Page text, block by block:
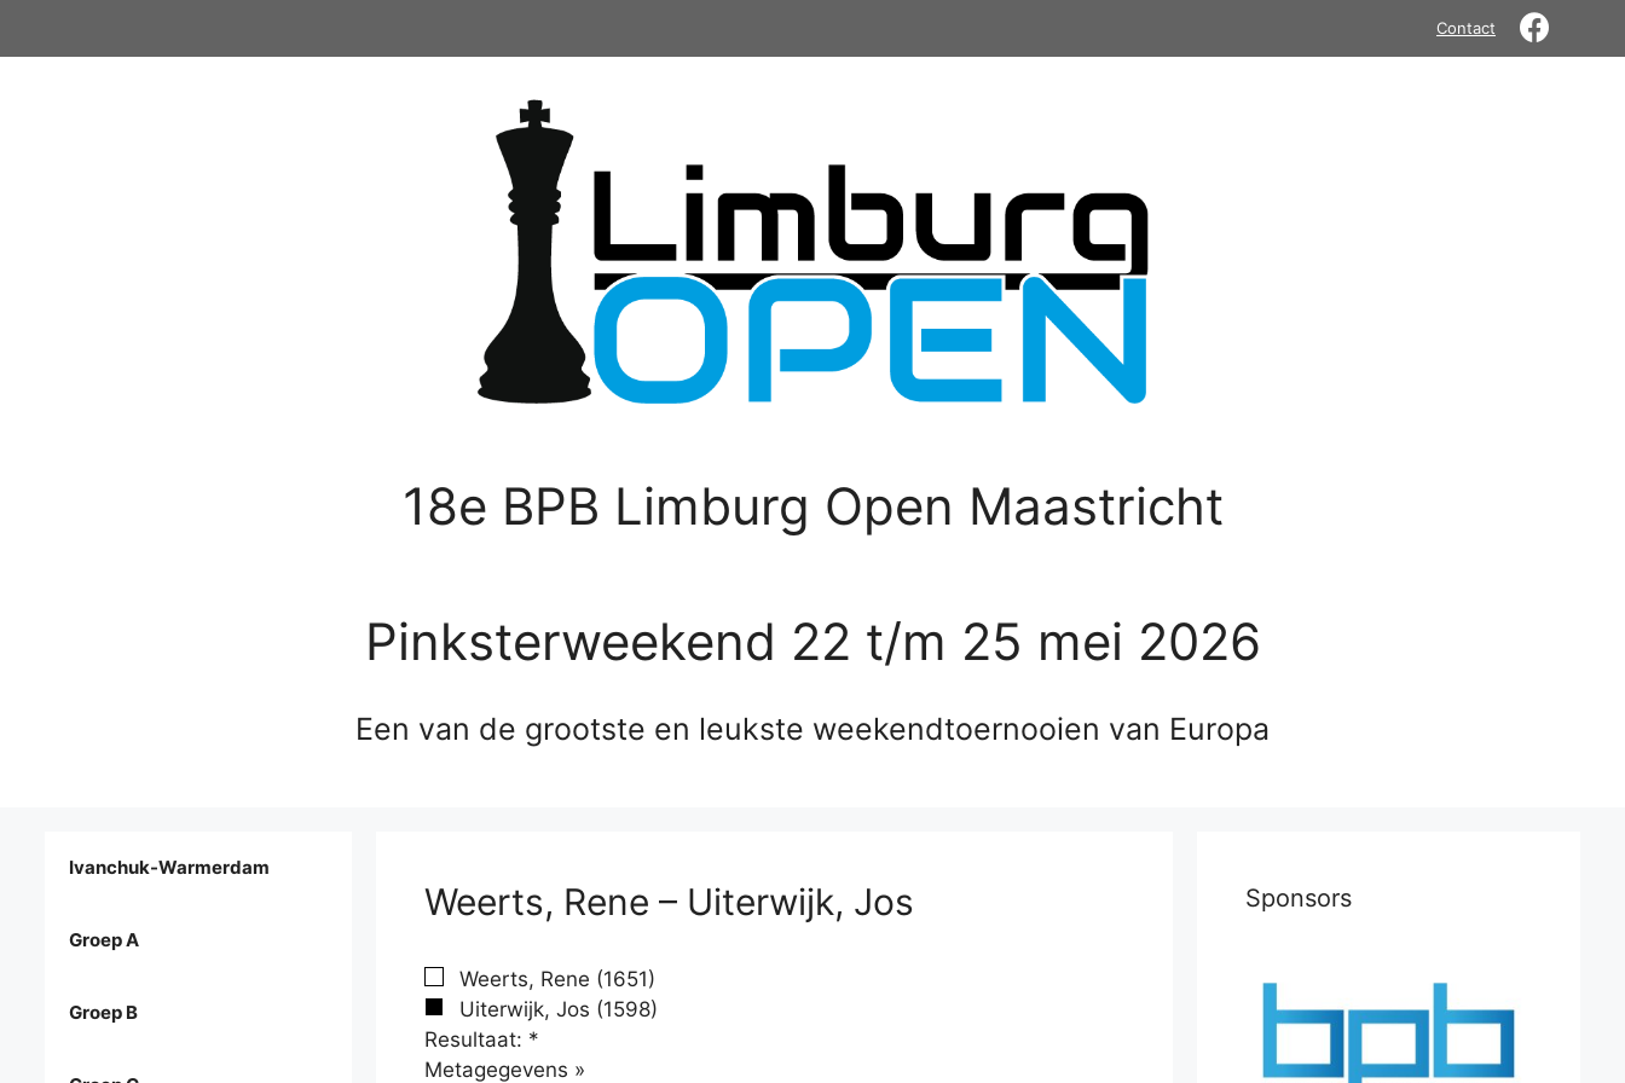
Contact
18e BPB Limburg Open Maastricht
Pinksterweekend 22 t/m 25 mei 2026
Een van de grootste en leukste weekendtoernooien van Europa
Weerts, Rene – Uiterwijk, Jos
Weerts, Rene (1651)
Uiterwijk, Jos (1598)
Resultaat: *
Metagegevens »
Ivanchuk-Warmerdam
Groep A
Groep B
Sponsors